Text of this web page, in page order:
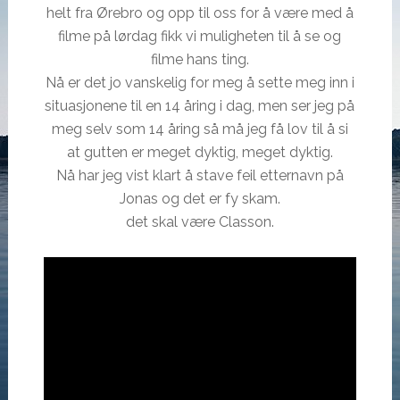
helt fra Ørebro og opp til oss for å være med å
filme på lørdag fikk vi muligheten til å se og
filme hans ting.
Nå er det jo vanskelig for meg å sette meg inn i
situasjonene til en 14 åring i dag, men ser jeg på
meg selv som 14 åring så må jeg få lov til å si
at gutten er meget dyktig, meget dyktig.
Nå har jeg vist klart å stave feil etternavn på
Jonas og det er fy skam.
det skal være Classon.